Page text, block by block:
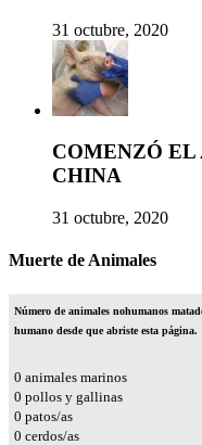
31 octubre, 2020
COMENZÓ EL
CHINA
31 octubre, 2020
Muerte de Animales
Número de animales nohumanos
humano desde que abriste esta página.
0 animales marinos
0 pollos y gallinas
0 patos/as
0 cerdos/as